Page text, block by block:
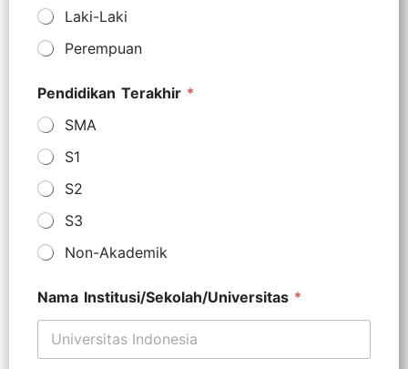
Laki-Laki
Perempuan
Pendidikan Terakhir *
SMA
S1
S2
S3
Non-Akademik
Nama Institusi/Sekolah/Universitas *